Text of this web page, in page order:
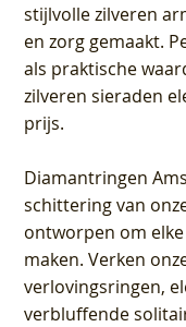
stijlvolle zilveren
en zorg gemaakt.
als praktische
zilveren sieraden
prijs.
Diamantringen
schittering van
ontworpen om
maken. Verken
verlovingsringen,
verbluffende